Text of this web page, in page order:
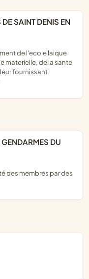
materielle, de la sante
fournissant